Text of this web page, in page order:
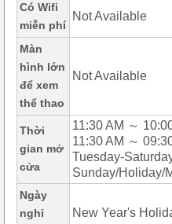
Có Wifi
miễn phí
Not Available
Màn
hình lớn
để xem
thể thao
Not Available
Thời
gian mở
cửa
11:30 AM ～
11:30 AM ～
Tuesday-
Sunday/Holiday/
Ngày
nghỉ
New Year's